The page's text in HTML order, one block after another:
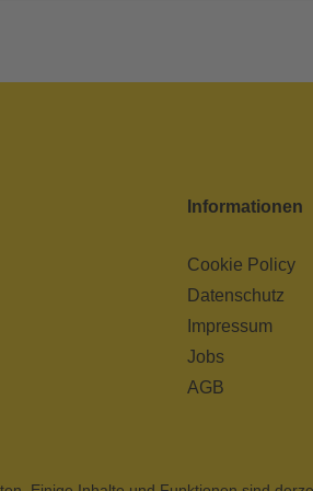
Informationen
Cookie Policy
Datenschutz
Impressum
Jobs
AGB